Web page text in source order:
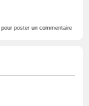
pour poster un commentaire